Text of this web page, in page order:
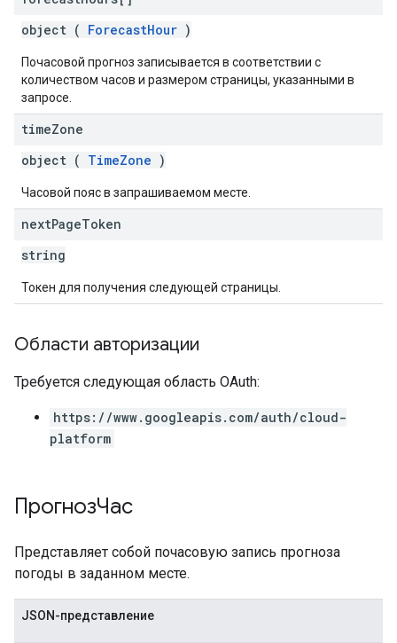
object ( ForecastHour )
Почасовой прогноз записывается в соответствии с
количеством часов и размером страницы, указанными в
запросе.
timeZone
object ( TimeZone )
Часовой пояс в запрашиваемом месте.
nextPageToken
string
Токен для получения следующей страницы.
Области авторизации
Требуется следующая область OAuth:
https://www.googleapis.com/auth/cloud-
platform
ПрогнозЧас
Представляет собой почасовую запись прогноза
погоды в заданном месте.
JSON-представление